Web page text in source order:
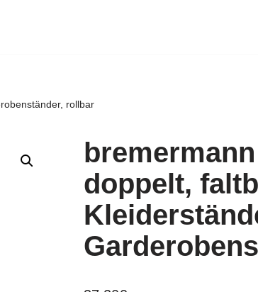
rollbar
doppelt,